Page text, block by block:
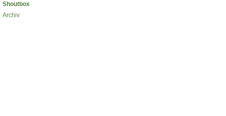
Shoutbox
Archiv